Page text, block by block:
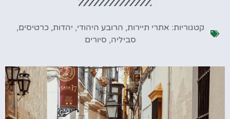
קטגוריות: אתרי תיירות, הרובע היהודי, יהדות, כרטיסים,
סביליה, סיורים